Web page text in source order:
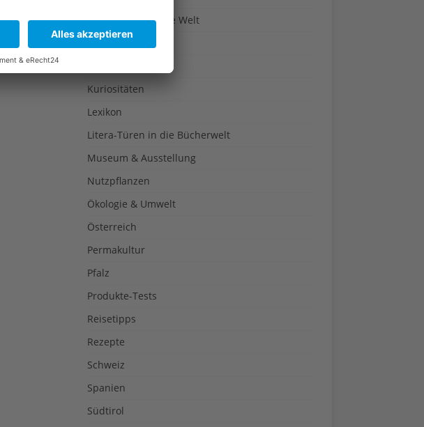
Kulinarisch um die Welt
Kultur
Kuriositäten
Lexikon
Litera-Türen in die Bücherwelt
Museum & Ausstellung
Nutzpflanzen
Ökologie & Umwelt
Österreich
Permakultur
Pfalz
Produkte-Tests
Reisetipps
Rezepte
Schweiz
Spanien
Südtirol